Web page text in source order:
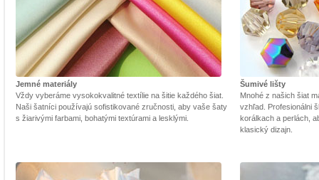
Jemné materiály
Vždy vyberáme vysokokvalitné textílie na šitie každého šiat.
Naši šatníci používajú sofistikované zručnosti, aby vaše šaty
s žiarivými farbami, bohatými textúrami a lesklými.
Šumivé lišty
Mnohé z našich šiat
vzhľad. Profesionálni
korálkach a perlách,
klasický dizajn.